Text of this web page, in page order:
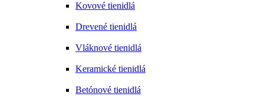
Kovové tienidlá
Drevené tienidlá
Vláknové tienidlá
Keramické tienidlá
Betónové tienidlá